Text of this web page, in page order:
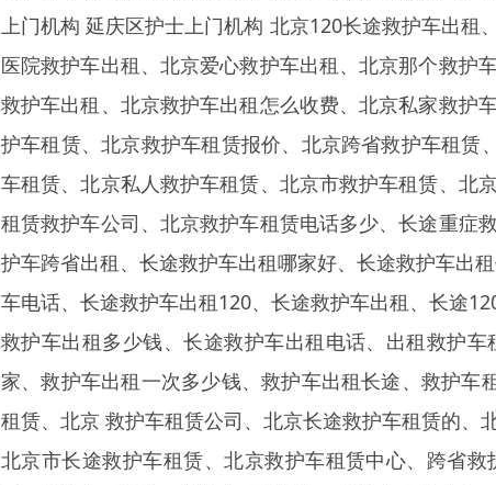
上门机构 延庆区护士上门机构 北京120长途救护车出
医院救护车出租、北京爱心救护车出租、北京那个救护
救护车出租、北京救护车出租怎么收费、北京私家救护
护车租赁、北京救护车租赁报价、北京跨省救护车租
车租赁、北京私人救护车租赁、北京市救护车租赁、北
租赁救护车公司、北京救护车租赁电话多少、长途重症
护车跨省出租、长途救护车出租哪家好、长途救护车出
车电话、长途救护车出租120、长途救护车出租、长途
救护车出租多少钱、长途救护车出租电话、出租救护
家、救护车出租一次多少钱、救护车出租长途、救护
租赁、北京 救护车租赁公司、北京长途救护车租赁的
北京市长途救护车租赁、北京救护车租赁中心、跨省